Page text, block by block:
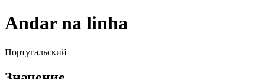
Andar na linha
Португальский